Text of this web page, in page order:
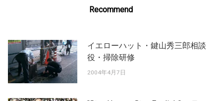
Recommend
イエローハット・鍵山秀三郎相談
役・掃除研修
2004年4月7日